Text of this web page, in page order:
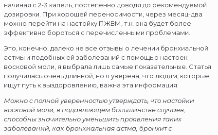
начиная с 2-3 капель, постепенно доводя до рекомендуемой
дозировки. При хорошей переносимости, через месяц-два
можно перейти на настойку ПЖВМ, т.к. она будет более
эффективно бороться с перечисленными проблемами.
Это, конечно, далеко не все отзывы о лечении бронхиальной
астмы и подобных ей заболеваний с помощью настоек
восковой моли, я выбрала лишь самые показательные. Статья
получилась очень длинной, но я уверена, что людям, которые
ищут путь к выздоровлению, важна эта информация.
Можно с полной уверенностью утверждать, что настойки
восковой моли, в подавляющем большинстве случаев,
способны значительно уменьшить проявления таких
заболеваний, как бронхиальная астма, бронхит с